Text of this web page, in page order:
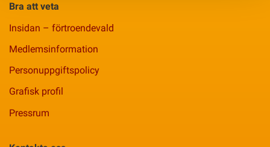
Bra att veta
Insidan – förtroendevald
Medlemsinformation
Personuppgiftspolicy
Grafisk profil
Pressrum